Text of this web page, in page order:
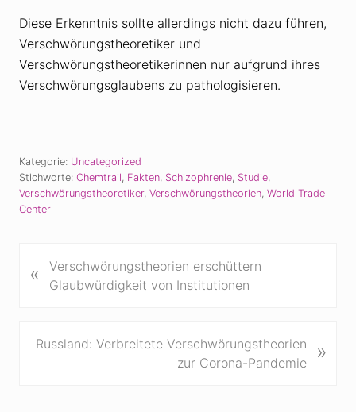
Diese Erkenntnis sollte allerdings nicht dazu führen,
Verschwörungstheoretiker und
Verschwörungstheoretikerinnen nur aufgrund ihres
Verschwörungsglaubens zu pathologisieren.
Kategorie: Uncategorized
Stichworte: Chemtrail Fakten Schizophrenie Studie
Verschwörungstheoretiker, Verschwörungstheorien World Trade
Center
o
e
«
Verschwörungstheorien erschüttern
Glaubwürdigkeit von Institutionen
N
Russland: Verbreitete Verschwörungstheorien
zur Corona-Pandemie
»